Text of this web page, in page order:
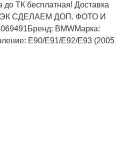
ТК бесплатная! Доставка
СДЕЛАЕМ ДОП. ФОТО И
BMWМарка:
E90/E91/E92/E93 (2005